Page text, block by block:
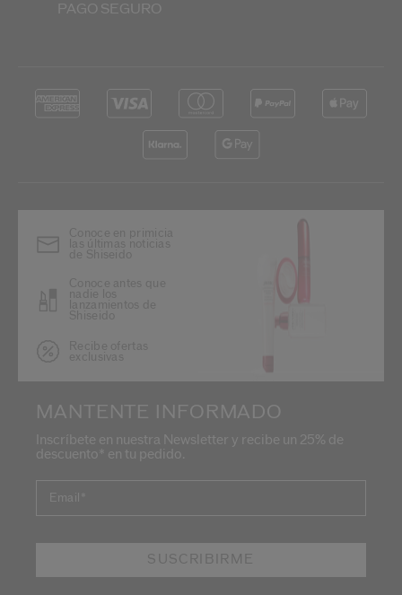
PAGO SEGURO
MANTENTE INFORMADO
Inscríbete en nuestra Newsletter y recibe un 25% de
descuento* en tu pedido.
*
Email
SUSCRIBIRME